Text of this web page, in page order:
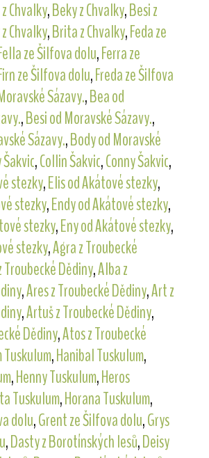
Chvalky,Beky z Chvalky,Besi z
Chvalky,Brita z Chvalky,Feda ze
ze Šilfova dolu,Ferra ze
ze Šilfova dolu,Freda ze Šilfova
Sázavy.,Bea od
,Besi od Moravské Sázavy.,
Sázavy.,Body od Moravské
,Collin Šakvic,Conny Šakvic,
stezky,Elis od Akátové stezky,
stezky,Endy od Akátové stezky,
stezky,Eny od Akátové stezky,
stezky,Agra z Troubecké
Troubecké Dědiny,Alba z
,Ares z Troubecké Dědiny,Art z
,Artuš z Troubecké Dědiny,
Dědiny,Atos z Troubecké
Tuskulum,Hanibal Tuskulum,
,Henny Tuskulum,Heros
Tuskulum,Horana Tuskulum,
dolu,Grent ze Šilfova dolu,Grys
,Dasty z Borotínských lesů,Deisy